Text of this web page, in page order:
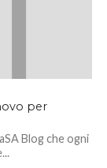
per
Blog che ogni